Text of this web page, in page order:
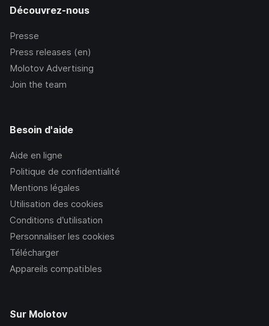
Découvrez-nous
Presse
Press releases (en)
Molotov Advertising
Join the team
Besoin d'aide
Aide en ligne
Politique de confidentialité
Mentions légales
Utilisation des cookies
Conditions d’utilisation
Personnaliser les cookies
Télécharger
Appareils compatibles
Sur Molotov